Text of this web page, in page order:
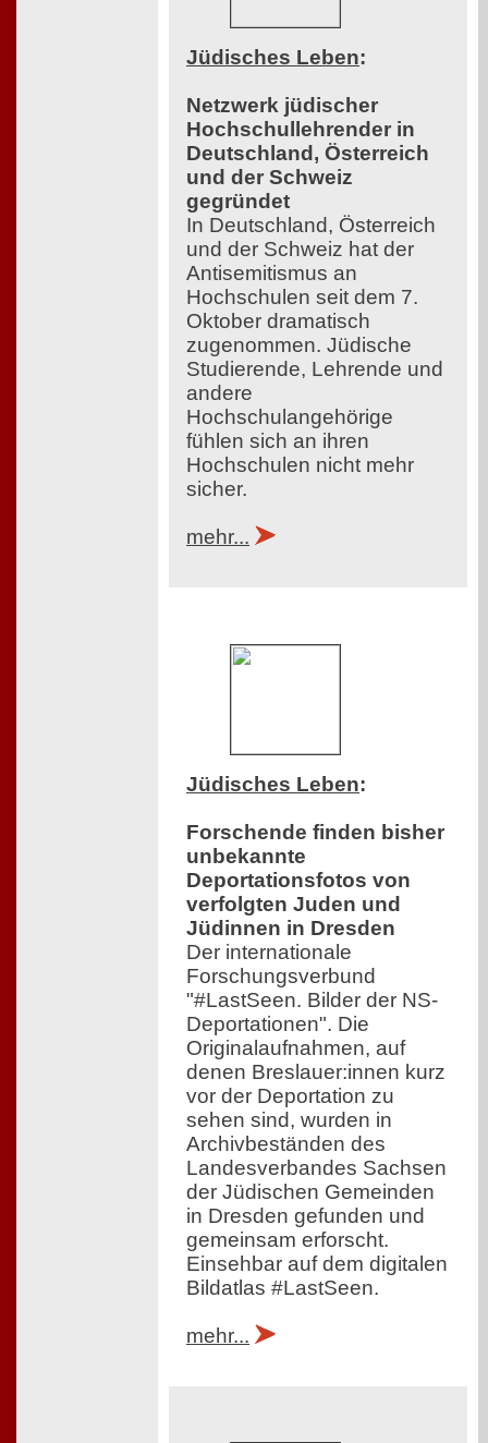
Jüdisches Leben:
Netzwerk jüdischer
Hochschullehrender in
Deutschland, Österreich
und der Schweiz
gegründet
In Deutschland, Österreich
und der Schweiz hat der
Antisemitismus an
Hochschulen seit dem 7.
Oktober dramatisch
zugenommen. Jüdische
Studierende, Lehrende und
andere
Hochschulangehörige
fühlen sich an ihren
Hochschulen nicht mehr
sicher.
mehr...
Jüdisches Leben:
Forschende finden bisher
unbekannte
Deportationsfotos von
verfolgten Juden und
Jüdinnen in Dresden
Der internationale
Forschungsverbund
"#LastSeen. Bilder der NS-
Deportationen". Die
Originalaufnahmen, auf
denen Breslauer:innen kurz
vor der Deportation zu
sehen sind, wurden in
Archivbeständen des
Landesverbandes Sachsen
der Jüdischen Gemeinden
in Dresden gefunden und
gemeinsam erforscht.
Einsehbar auf dem digitalen
Bildatlas #LastSeen.
mehr...